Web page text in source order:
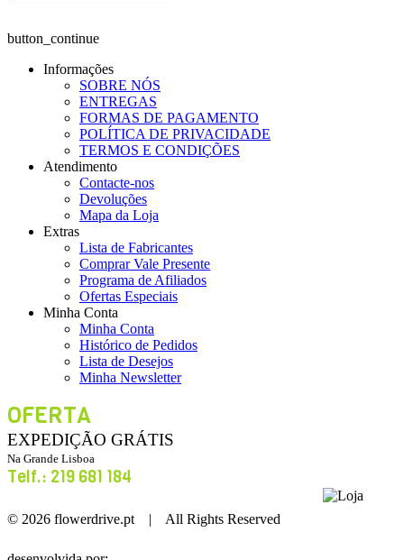
button_continue
Informações
SOBRE NÓS
ENTREGAS
FORMAS DE PAGAMENTO
POLÍTICA DE PRIVACIDADE
TERMOS E CONDIÇÕES
Atendimento
Contacte-nos
Devoluções
Mapa da Loja
Extras
Lista de Fabricantes
Comprar Vale Presente
Programa de Afiliados
Ofertas Especiais
Minha Conta
Minha Conta
Histórico de Pedidos
Lista de Desejos
Minha Newsletter
OFERTA
EXPEDIÇÃO GRÁTIS
Na Grande Lisboa
Telf.: 219 681 184
© 2026 flowerdrive.pt | All Rights Reserved
Loja